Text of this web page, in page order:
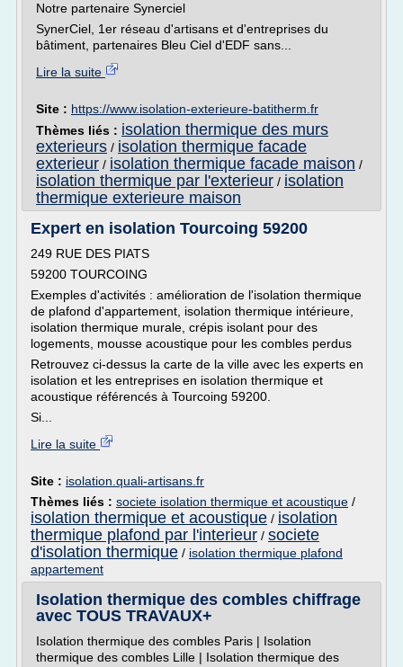
Notre partenaire Synerciel
SynerCiel, 1er réseau d'artisans et d'entreprises du
bâtiment, partenaires Bleu Ciel d'EDF sans...
Lire la suite
Site : https://www.isolation-exterieure-batitherm.fr
Thèmes liés : isolation thermique des murs
exterieurs / isolation thermique facade
exterieur / isolation thermique facade maison /
isolation thermique par l'exterieur / isolation
thermique exterieure maison
Expert en isolation Tourcoing 59200
249 RUE DES PIATS
59200 TOURCOING
Exemples d'activités : amélioration de l'isolation thermique
de plafond d'appartement, isolation thermique intérieure,
isolation thermique murale, crépis isolant pour des
logements, mousse acoustique pour les combles perdus
Retrouvez ci-dessus la carte de la ville avec les experts en
isolation et les entreprises en isolation thermique et
acoustique référencés à Tourcoing 59200.
Si...
Lire la suite
Site : isolation.quali-artisans.fr
Thèmes liés : societe isolation thermique et acoustique /
isolation thermique et acoustique / isolation
thermique plafond par l'interieur / societe
d'isolation thermique / isolation thermique plafond
appartement
Isolation thermique des combles chiffrage
avec TOUS TRAVAUX+
Isolation thermique des combles Paris | Isolation
thermique des combles Lille | Isolation thermique des